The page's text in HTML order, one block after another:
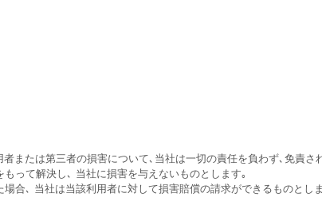
または第三者の損害について､当社は一切の責任を負わず､免責さ
って解決し､ 当社に損害を与えないものとします｡
合､ 当社は当該利用者に対して損害賠償の請求ができるものとし